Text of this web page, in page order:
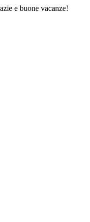
e buone vacanze!